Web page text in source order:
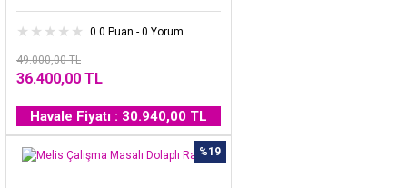
0.0 Puan - 0 Yorum
49.000,00 TL
36.400,00 TL
Havale Fiyatı : 30.940,00 TL
%19